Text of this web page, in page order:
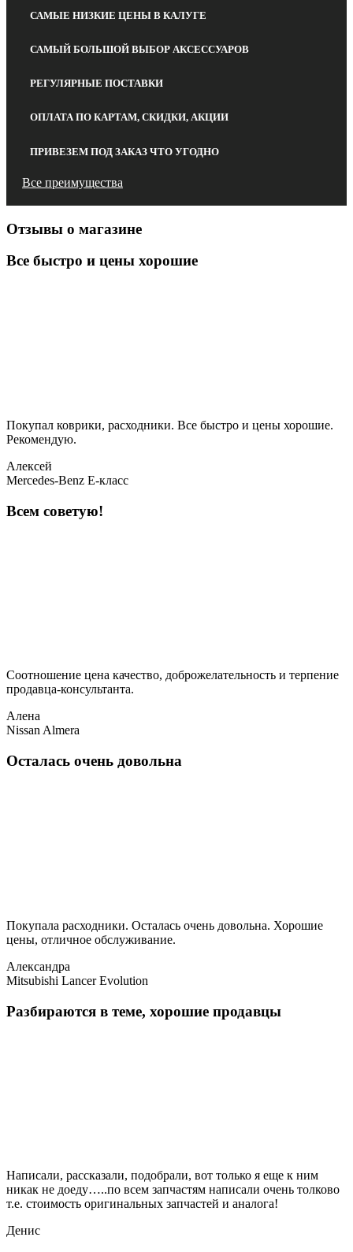
САМЫЕ НИЗКИЕ ЦЕНЫ В КАЛУГЕ
САМЫЙ БОЛЬШОЙ ВЫБОР АКСЕССУАРОВ
РЕГУЛЯРНЫЕ ПОСТАВКИ
ОПЛАТА ПО КАРТАМ, СКИДКИ, АКЦИИ
ПРИВЕЗЕМ ПОД ЗАКАЗ ЧТО УГОДНО
Все преимущества
Отзывы о магазине
Все быстро и цены хорошие
Покупал коврики, расходники. Все быстро и цены хорошие.
Рекомендую.
Алексей
Mercedes-Benz E-класс
Всем советую!
Соотношение цена качество, доброжелательность и терпение
продавца-консультанта.
Алена
Nissan Almera
Осталась очень довольна
Покупала расходники. Осталась очень довольна. Хорошие
цены, отличное обслуживание.
Александра
Mitsubishi Lancer Evolution
Разбираются в теме, хорошие продавцы
Написали, рассказали, подобрали, вот только я еще к ним
никак не доеду…..по всем запчастям написали очень толково
т.е. стоимость оригинальных запчастей и аналога!
Денис